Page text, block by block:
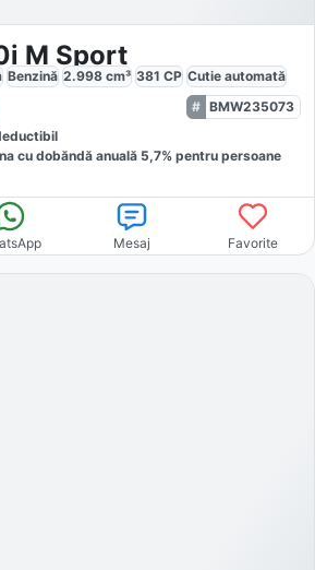
M Sport
Benzină 2.998 cm³ 381 CP Cutie automată
BMW235073
cu dobăndă anuală 5,7% pentru persoane
Mesaj Favorite